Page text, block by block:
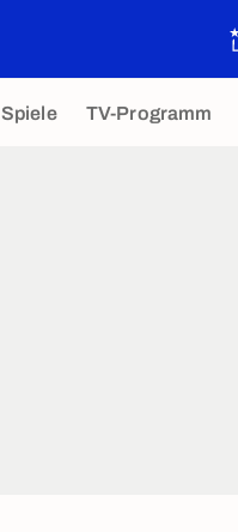
Spiele TV-Programm